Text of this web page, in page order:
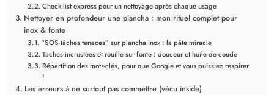
Check-list express pour un nettoyage après chaque usage
Nettoyer en profondeur une plancha : mon rituel complet pour
inox & fonte
“SOS tâches tenaces” sur plancha inox : la pâte miracle
Taches incrustées et rouille sur fonte : douceur et huile de coude
Répartition des mots-clés, pour que Google et vous puissiez respirer
!
Les erreurs à ne surtout pas commettre (vécu inside)